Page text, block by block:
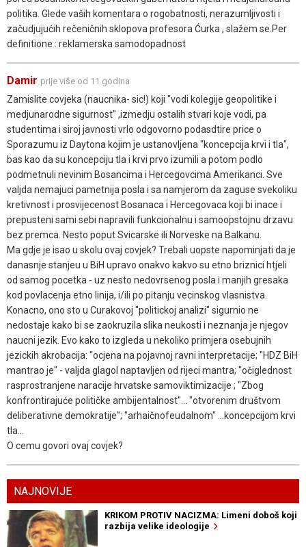
politika. Glede vaših komentara o rogobatnosti, nerazumljivosti i
začudjujućih rečeničnih sklopova profesora Ćurka , slažem se.Per
definitione : reklamerska samodopadnost
Damir prije više od 11 godina
Zamislite covjeka (naucnika- sic!) koji "vodi kolegije geopolitike i
medjunarodne sigurnost" ,izmedju ostalih stvari koje vodi, pa
studentima i siroj javnosti vrlo odgovorno podasdtire price o
Sporazumu iz Daytona kojim je ustanovljena "koncepcija krvi i tla",
bas kao da su koncepciju tla i krvi prvo izumili a potom podlo
podmetnuli nevinim Bosancima i Hercegovcima Amerikanci. Sve
valjda nemajuci pametnija posla i sa namjerom da zaguse svekoliku
kretivnost i prosvijecenost Bosanaca i Hercegovaca koji bi inace i
prepusteni sami sebi napravili funkcionalnu i samoopstojnu drzavu
bez premca. Nesto poput Svicarske ili Norveske na Balkanu.
Ma gdje je isao u skolu ovaj covjek? Trebali uopste napominjati da je
danasnje stanjeu u BiH upravo onakvo kakvo su etno briznici htjeli
od samog pocetka - uz nesto nedovrsenog posla i manjih gresaka
kod povlacenja etno linija, i/ili po pitanju vecinskog vlasnistva.
Konacno, ono sto u Curakovoj "politickoj analizi" sigurnio ne
nedostaje kako bi se zaokruzila slika neukosti i neznanja je njegov
naucni jezik. Evo kako to izgleda u nekoliko primjera osebujnih
jezickih akrobacija: "ocjena na pojavnoj ravni interpretacije; "HDZ BiH
mantrao je" - valjda glagol naptavljen od rijeci mantra; "očiglednost
rasprostranjene naracije hrvatske samoviktimizacije ; "Zbog
konfrontirajuće političke ambijentalnost"... "otvorenim društvom
deliberativne demokratije"; "arhaičnofeudalnom" ...koncepcijom krvi
tla...
O cemu govori ovaj covjek?
NAJNOVIJE
KRIKOM PROTIV NACIZMA: Limeni doboš koji
razbija velike ideologije